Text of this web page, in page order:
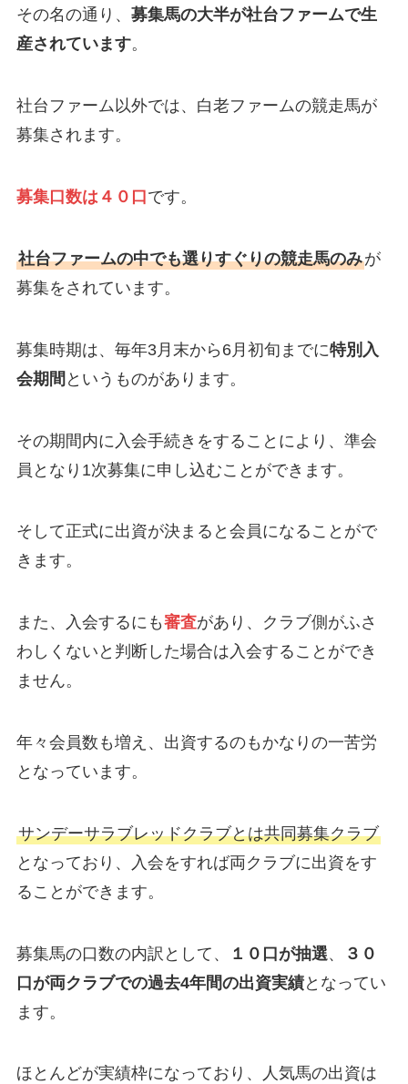
その名の通り、 募集馬の大半が社台ファームで生
産されています。
社台ファーム以外では、白老ファームの競走馬が
募集されます。
募集口数は４０口 です。
社台ファームの中でも選りすぐりの競走馬のみが
募集をされています。
募集時期は、毎年3月末から6月初旬までに特別入
会期間 というものがあります。
その期間内に入会手続きをすることにより、準会
員となり1次募集に申し込むことができます。
そして正式に出資が決まると会員になることがで
きます。
また、入会するにも審査があり、クラブ側がふさ
わしくないと判断した場合は入会することができ
ません。
年々会員数も増え、出資するのもかなりの一苦労
となっています。
サンデーサラブレッドクラブとは共同募集クラブ
となっており、入会をすれば両クラブに出資をす
ることができます。
募集馬の口数の内訳として、 １０口が抽選、
３０
口が両クラブでの過去4年間の出資実績となってい
ます。
ほとんどが実績枠になっており、人気馬の出資は